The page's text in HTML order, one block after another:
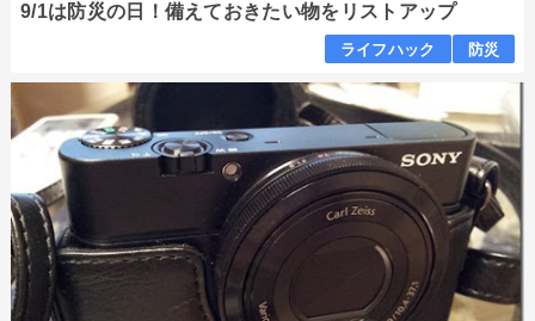
9/1は防災の日！備えておきたい物をリストアップ
ライフハック 防災